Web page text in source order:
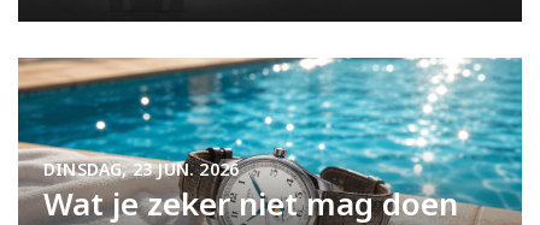
Wat je zeker niet mag doen
DINSDAG, 23 JUN. 2026